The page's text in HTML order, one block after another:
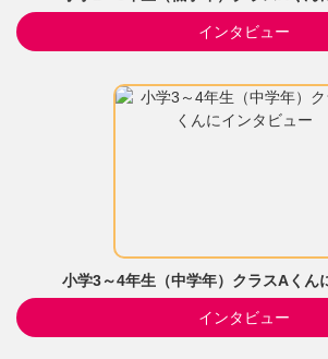
インタビュー
小学3～4年生（中学年）クラスAくん
インタビュー